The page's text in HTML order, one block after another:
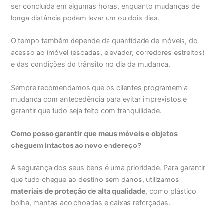
ser concluída em algumas horas, enquanto mudanças de
longa distância podem levar um ou dois dias.
O tempo também depende da quantidade de móveis, do
acesso ao imóvel (escadas, elevador, corredores estreitos)
e das condições do trânsito no dia da mudança.
Sempre recomendamos que os clientes programem a
mudança com antecedência para evitar imprevistos e
garantir que tudo seja feito com tranquilidade.
Como posso garantir que meus móveis e objetos
cheguem intactos ao novo endereço?
A segurança dos seus bens é uma prioridade. Para garantir
que tudo chegue ao destino sem danos, utilizamos
materiais de proteção de alta qualidade, como plástico
bolha, mantas acolchoadas e caixas reforçadas.